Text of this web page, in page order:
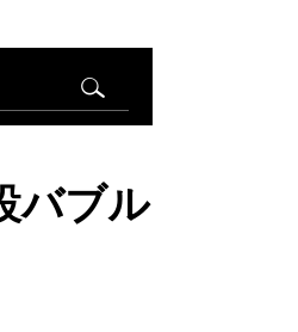
バブル